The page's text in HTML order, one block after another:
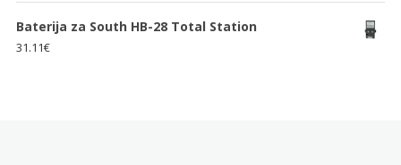
Baterija za South HB-28 Total Station
31.11€